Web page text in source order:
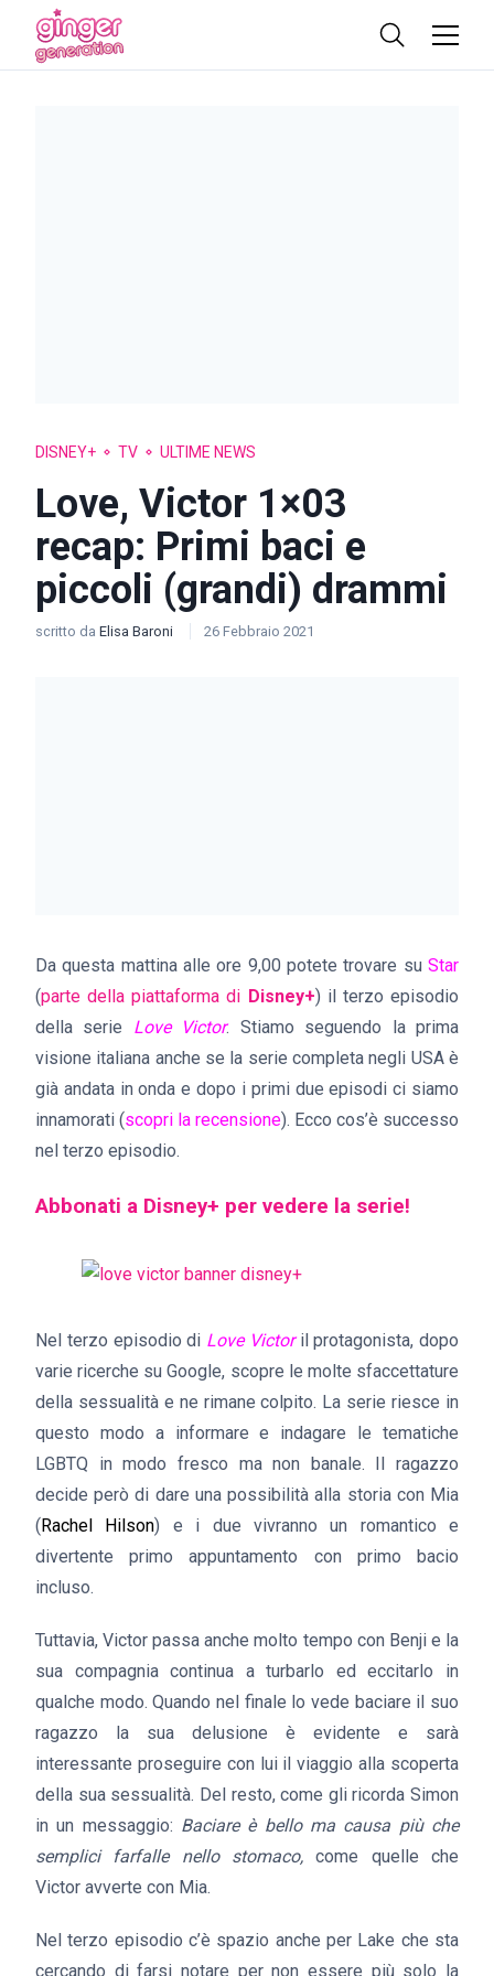
DISNEY+ TV ULTIME NEWS
Love, Victor 1×03
recap: Primi baci e
piccoli (grandi) drammi
scritto da Elisa Baroni 26 Febbraio 2021
Da questa mattina alle ore 9,00 potete trovare su Star
(parte della piattaforma di Disney+) il terzo episodio
della serie Love Victor. Stiamo seguendo la prima
visione italiana anche se la serie completa negli USA è
già andata in onda e dopo i primi due episodi ci siamo
innamorati (scopri la recensione). Ecco cos’è successo
nel terzo episodio.
Abbonati a Disney+ per vedere la serie!
Nel terzo episodio di Love Victoril protagonista, dopo
varie ricerche su Google, scopre le molte sfaccettature
della sessualità e ne rimane colpito. La serie riesce in
questo modo a informare e indagare le tematiche
LGBTQ in modo fresco ma non banale. Il ragazzo
decide però di dare una possibilità alla storia con Mia
(Rachel Hilson) e i due vivranno un romantico e
divertente primo appuntamento con primo bacio
incluso.
Tuttavia, Victor passa anche molto tempo con Benji e la
sua compagnia continua a turbarlo ed eccitarlo in
qualche modo. Quando nel finale lo vede baciare il suo
ragazzo la sua delusione è evidente e sarà
interessante proseguire con lui il viaggio alla scoperta
della sua sessualità. Del resto, come gli ricorda Simon
in un messaggio: Baciare è bello ma causa più che
semplici farfalle nello stomaco, come quelle che
Victor avverte con Mia.
Nel terzo episodio c’è spazio anche per Lake che sta
cercando di farsi notare per non essere più solo la